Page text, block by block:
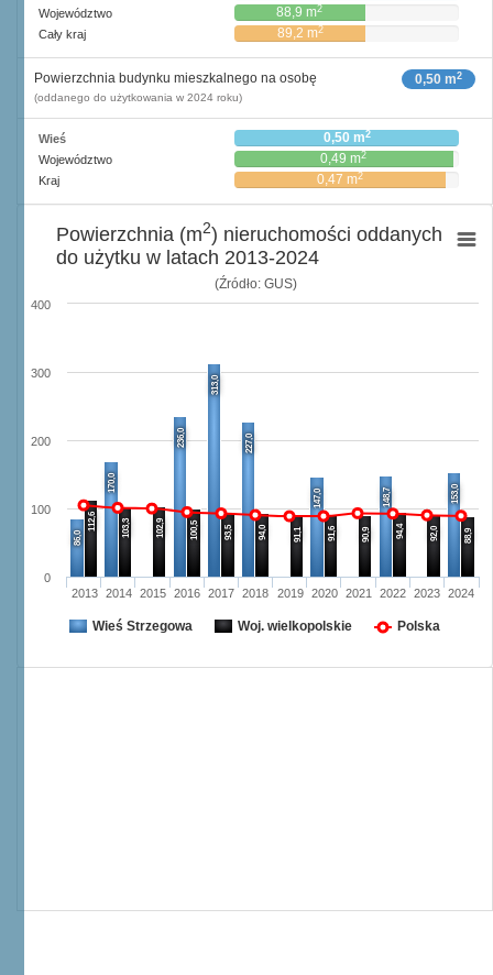
Województwo 88,9 m2
Cały kraj 89,2 m2
0,50 m2
Powierzchnia budynku mieszkalnego na osobę
(oddanego do użytkowania w 2024 roku)
Wieś 0,50 m2
Województwo 0,49 m2
Kraj 0,47 m2
(Źródło: GUS)
86,0
170,0
236,0
313,0
227,0
147,0 148,7
153,0
112,6
103,3 102,9 100,5 93,5 94,0 91,1 91,6 90,9 94,4 92,0 88,9
2013 2014 2015 2016 2017 2018 2019 2020 2021 2022 2023 2024
0
100
200
300
400
Powierzchnia (m2) nieruchomości oddanych
do użytku w latach 2013-2024
Wieś Strzegowa Woj. wielkopolskie Polska